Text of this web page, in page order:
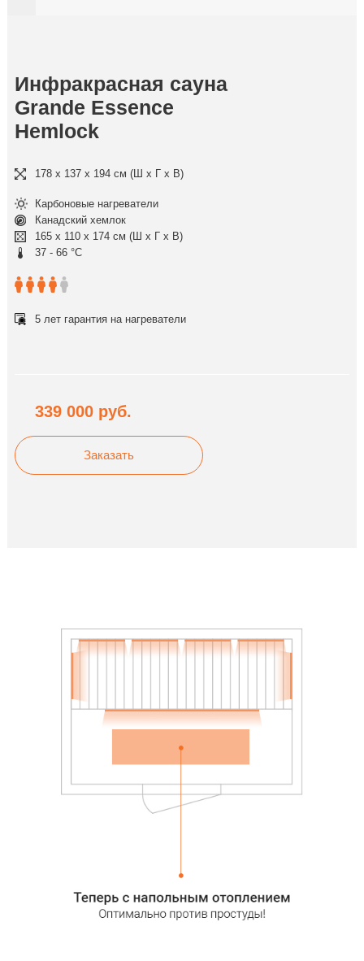
Инфракрасная сауна
Grande Essence
Hemlock
178 x 137 x 194 cм (Ш x Г x В)
Карбоновые нагреватели
Канадский хемлок
165 x 110 x 174 cм (Ш x Г x В)
37 - 66 °C
5 лет гарантия на нагреватели
339 000 руб.
Заказать